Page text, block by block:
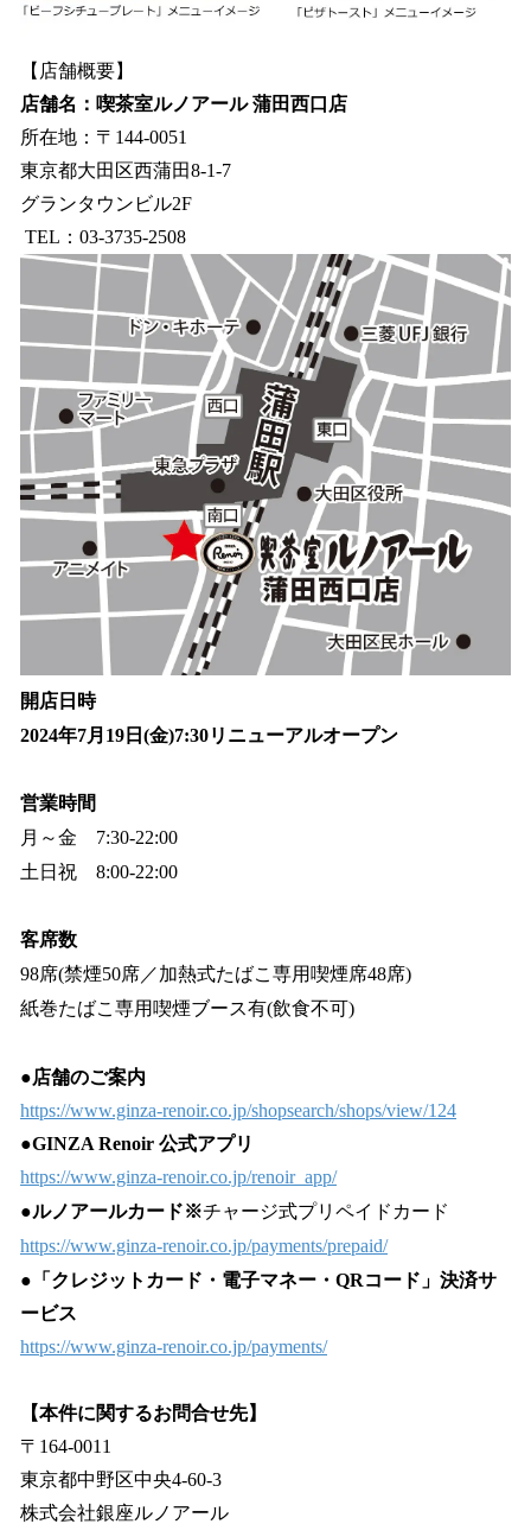
【店舗概要】
店舗名：喫茶室ルノアール 蒲田西口店
所在地：〒144-0051
東京都大田区西蒲田8-1-7
グランタウンビル2F
TEL：03-3735-2508
開店日時
2024年7月19日(金)7:30リニューアルオープン
営業時間
月～金 7:30-22:00
土日祝 8:00-22:00
客席数
98席(禁煙50席／加熱式たばこ専用喫煙席48席)
紙巻たばこ専用喫煙ブース有(飲食不可)
●店舗のご案内
https://www.ginza-renoir.co.jp/shopsearch/shops/view/124
●GINZA Renoir 公式アプリ
https://www.ginza-renoir.co.jp/renoir_app/
●ルノアールカード※チャージ式プリペイドカード
https://www.ginza-renoir.co.jp/payments/prepaid/
●「クレジットカード・電子マネー・QRコード」決済サ
ービス
https://www.ginza-renoir.co.jp/payments/
【本件に関するお問合せ先】
〒164-0011
東京都中野区中央4-60-3
株式会社銀座ルノアール